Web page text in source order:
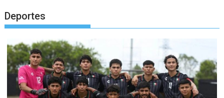
Deportes